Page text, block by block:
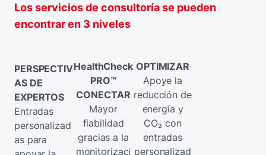
Los servicios de consultoría se pueden
encontrar en 3 niveles
PERSPECTIV
AS DE
EXPERTOS
Entradas
personalizad
as para
HealthCheck
PRO™
CONECTAR
Mayor
fiabilidad
gracias a la
monitorizaci
OPTIMIZAR
Apoye la
reducción de
energía y
CO₂ con
entradas
personalizad